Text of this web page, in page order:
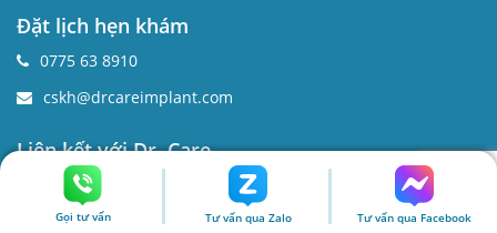
Đặt lịch hẹn khám
0775 63 8910
cskh@drcareimplant.com
Liên kết với Dr. Care
Gọi tư vấn Tư vấn qua Zalo Tư vấn qua Facebook